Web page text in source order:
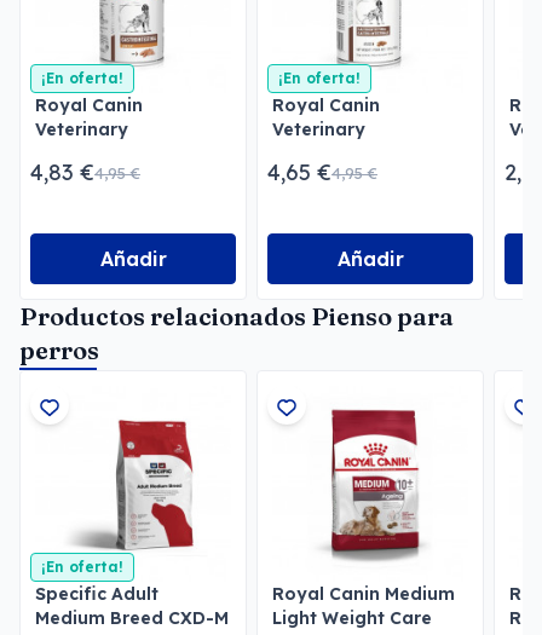
¡En oferta!
Royal Canin
Veterinary
Fat Paté
4,83 €4,95 €
Añadir
¡En oferta!
Royal Canin
Veterinary
4,65 €4,95 €
Añadir
Productos relacionados Pienso para
perros
¡En oferta!
Specific Adult
Medium Breed CXD-M
Royal Canin Medium
Light Weight Care